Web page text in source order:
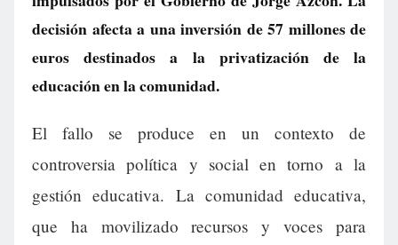
decisión afecta a una inversión de 57 millones de
euros destinados a la privatización de la
educación en la comunidad.
El fallo se produce en un contexto de
controversia política y social en torno a la
gestión educativa. La comunidad educativa,
que ha movilizado recursos y voces para